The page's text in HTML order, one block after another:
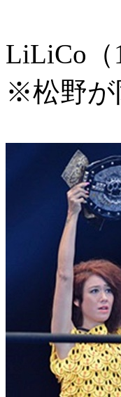
LiLiCo（
※松野が